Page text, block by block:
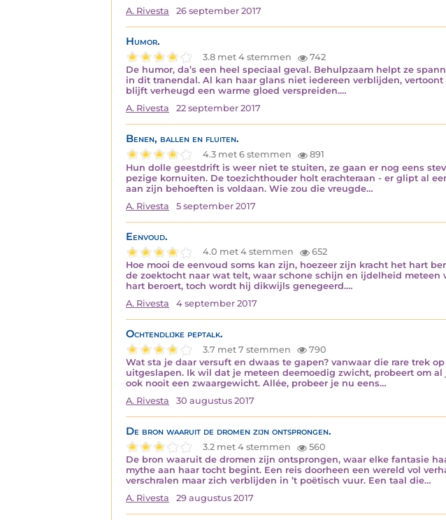
A. Rivesta
26 september 2017
Humor.
3.8 met 4 stemmen
742
De humor, da’s een heel speciaal geval. Behulpzaam helpt ze
in dit tranendal. Al kan haar glans niet iedereen verblijden,
blijft verheugd een warme gloed verspreiden.…
A. Rivesta
22 september 2017
Benen, ballen en fluiten.
4.3 met 6 stemmen
891
Hun dolle geestdrift is weer niet te stuiten, ze gaan er nog eens
pezige kornuiten. De toezichthouder holt erachteraan - er glipt al
aan zijn behoeften is voldaan. Wie zou die vreugde…
A. Rivesta
5 september 2017
Eenvoud.
4.0 met 4 stemmen
652
Hoe mooi de eenvoud soms kan zijn, hoezeer zijn kracht het hart
de zoektocht naar wat telt, waar schone schijn en ijdelheid
hart beroert, toch wordt hij dikwijls genegeerd.…
A. Rivesta
4 september 2017
Ochtendlijke peptalk.
3.7 met 7 stemmen
790
Wat sta je daar versuft en dwaas te gapen? vanwaar die rare trek
uitgeslapen. Ik wil dat je meteen deemoedig zwicht, probeert om
ook nooit een zwaargewicht. Allée, probeer je nu eens…
A. Rivesta
30 augustus 2017
De bron waaruit de dromen zijn ontsprongen.
3.2 met 4 stemmen
560
De bron waaruit de dromen zijn ontsprongen, waar elke fantasie
mythe aan haar tocht begint. Een reis doorheen een wereld vol
verschralen maar zich verblijden in ’t poëtisch vuur. Een taal die…
A. Rivesta
29 augustus 2017